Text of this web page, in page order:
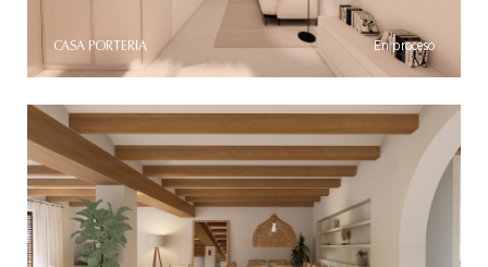
CASA PORTERIA En proceso